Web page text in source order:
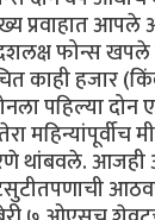
प्रवाहात आपले
फोन्स
काही हजार
पहिल्या दोन
महिन्यांपूर्वीच
थांबवले.